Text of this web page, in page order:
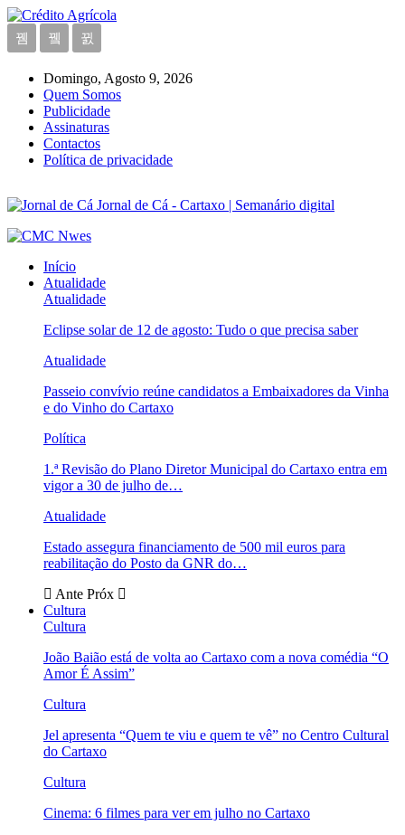
Domingo, Agosto 9, 2026
Quem Somos
Publicidade
Assinaturas
Contactos
Política de privacidade
Jornal de Cá - Cartaxo | Semanário digital
Início
Atualidade
Atualidade
Eclipse solar de 12 de agosto: Tudo o que precisa saber
Atualidade
Passeio convívio reúne candidatos a Embaixadores da Vinha
e do Vinho do Cartaxo
Política
1.ª Revisão do Plano Diretor Municipal do Cartaxo entra em
vigor a 30 de julho de…
Atualidade
Estado assegura financiamento de 500 mil euros para
reabilitação do Posto da GNR do…
Ante Próx
Cultura
Cultura
João Baião está de volta ao Cartaxo com a nova comédia “O
Amor É Assim”
Cultura
Jel apresenta “Quem te viu e quem te vê” no Centro Cultural
do Cartaxo
Cultura
Cinema: 6 filmes para ver em julho no Cartaxo